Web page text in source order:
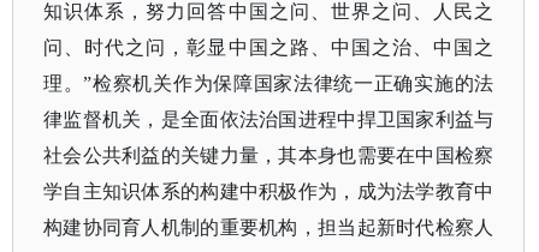
知识体系，努力回答中国之问、世界之问、人民之
问、时代之问，彰显中国之路、中国之治、中国之
理。”检察机关作为保障国家法律统一正确实施的法
律监督机关，是全面依法治国进程中捍卫国家利益与
社会公共利益的关键力量，其本身也需要在中国检察
学自主知识体系的构建中积极作为，成为法学教育中
构建协同育人机制的重要机构，担当起新时代检察人